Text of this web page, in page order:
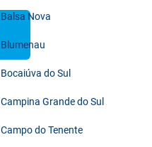
Balsa Nova
Blumenau
Bocaiúva do Sul
Campina Grande do Sul
Campo do Tenente